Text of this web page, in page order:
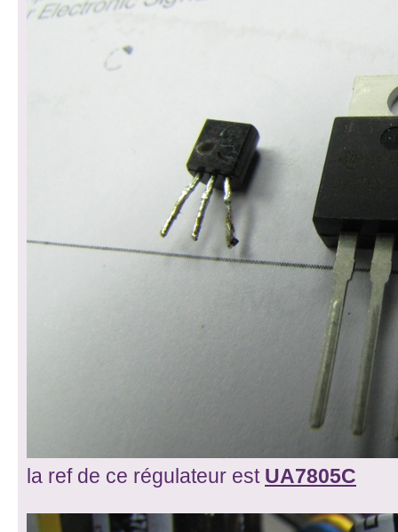
la ref de ce régulateur est UA7805C